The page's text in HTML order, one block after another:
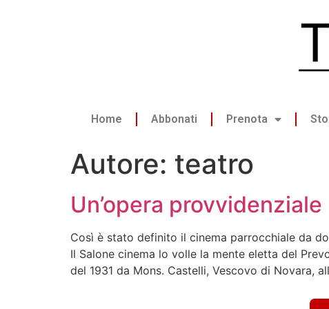
Home Abbonati Prenota
Autore: teatro
Un’opera provvidenziale
Così è stato definito il cinema parrocchiale da
Il Salone cinema lo volle la mente eletta del
del 1931 da Mons. Castelli, Vescovo di Novara,